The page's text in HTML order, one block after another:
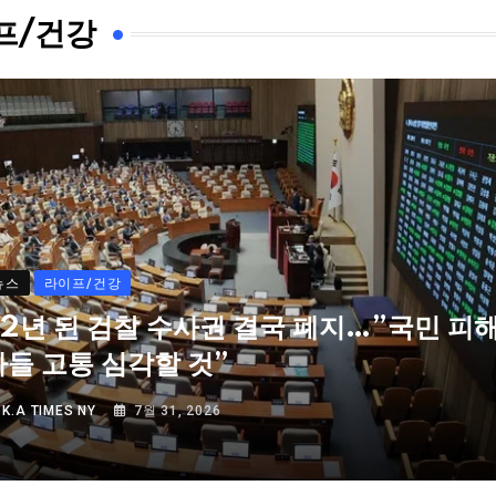
/건강
스 라이프/건강
년 된 검찰 수사권 결국 폐지…”국민 피
들 고통 심각할 것”
K.A TIMES NY 7월 31, 2026